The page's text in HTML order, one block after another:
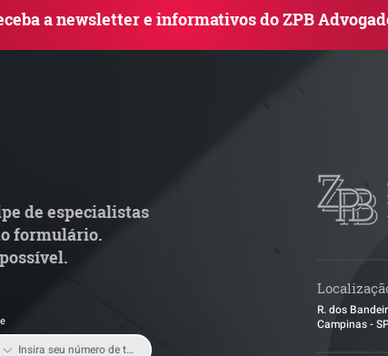
a newsletter e informativos do ZPB
de especialistas
formulário.
R. dos
Campinas -